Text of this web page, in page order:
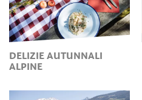
DELIZIE AUTUNNALI
ALPINE